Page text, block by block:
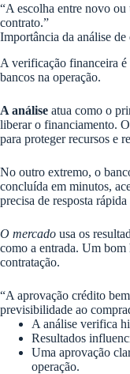
“A escolha entre novo
contrato.”
Importância da análise
A verificação financeira é
bancos na operação.
A análise atua como o
liberar o financiamento.
para proteger recursos e
No outro extremo, o
concluída em minutos,
precisa de resposta
O mercado usa os
como a entrada. Um bom
contratação.
“A aprovação crédito
previsibilidade ao
A análise verifica
Resultados
Uma aprovação
operação.